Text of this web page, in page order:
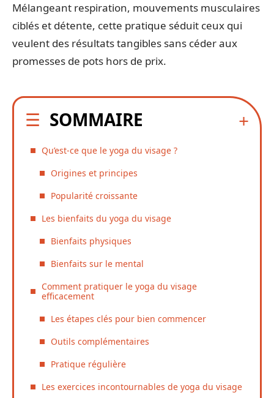
Mélangeant respiration, mouvements musculaires
ciblés et détente, cette pratique séduit ceux qui
veulent des résultats tangibles sans céder aux
promesses de pots hors de prix.
SOMMAIRE
Qu’est-ce que le yoga du visage ?
Origines et principes
Popularité croissante
Les bienfaits du yoga du visage
Bienfaits physiques
Bienfaits sur le mental
Comment pratiquer le yoga du visage
efficacement
Les étapes clés pour bien commencer
Outils complémentaires
Pratique régulière
Les exercices incontournables de yoga du visage